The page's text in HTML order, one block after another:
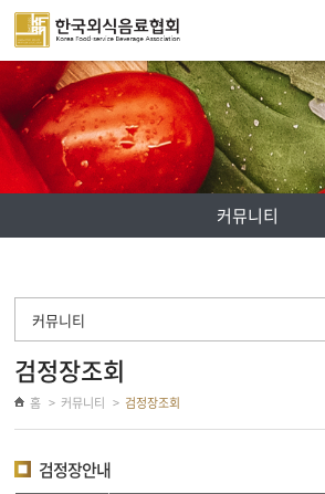
주메뉴 바로가기
컨텐츠 바로가기
커뮤니티
커뮤니티
검정장조회
홈 커뮤니티 검정장조회
검정장안내